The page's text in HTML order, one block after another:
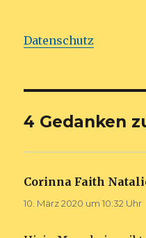
Datenschutz
4 Gedanken
Corinna Faith
10. März 2020 um 10:32 Uhr